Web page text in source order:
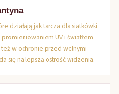
działają jak tarcza dla siatkówki
UV i światłem
w ochronie przed wolnymi
się na lepszą ostrość widzenia.